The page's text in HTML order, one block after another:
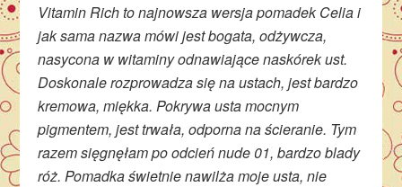
Vitamin Rich to najnowsza wersja pomadek Celia i
jak sama nazwa mówi jest bogata, odżywcza,
nasycona w witaminy odnawiające naskórek ust.
Doskonale rozprowadza się na ustach, jest bardzo
kremowa, miękka. Pokrywa usta mocnym
pigmentem, jest trwała, odporna na ścieranie. Tym
razem sięgnęłam po odcień nude 01, bardzo blady
róż. Pomadka świetnie nawilża moje usta, nie